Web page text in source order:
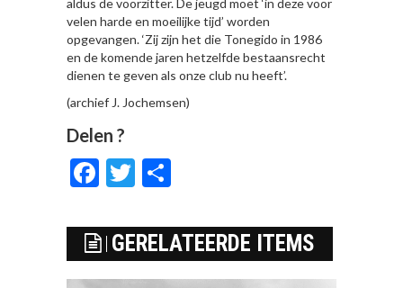
velen harde en moeilijke tijd’ worden
opgevangen. ‘Zij zijn het die Tonegido in 1986
en de komende jaren hetzelfde bestaansrecht
dienen te geven als onze club nu heeft’.
(archief J. Jochemsen)
Delen ?
Facebook
Twitter
GERELATEERDE ITEMS